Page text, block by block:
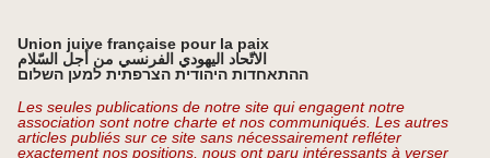
Union juive française pour la paix
الاتّحاد اليهودي الفرنسي من أجل السّلام
ההתאחדות היהודית הצרפתית למען השלום
Les seules publications de notre site qui engagent notre
association sont notre charte et nos communiqués. Les autres
articles publiés sur ce site sans nécessairement refléter
exactement nos positions, nous ont paru intéressants à verser